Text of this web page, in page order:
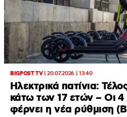
BIGPOST TV|20.07.2026 | 13:40
Ηλεκτρικά πατίνια:
κάτω των 17 ετών – Οι
φέρνει η νέα ρύθμιση